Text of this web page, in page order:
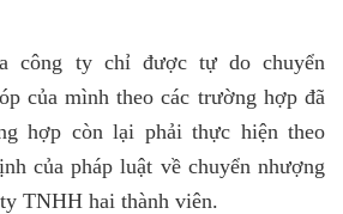
công ty chỉ được tự do chuyển
của mình theo các trường hợp đã
hợp còn lại phải thực hiện theo
của pháp luật về chuyển nhượng
TNHH hai thành viên.